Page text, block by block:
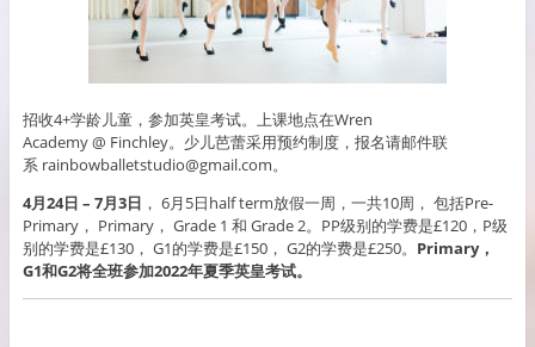
招收4+学龄儿童，参加英皇考试。上课地点在Wren
Academy @ Finchley。少儿芭蕾采用预约制度，报名请邮件联
系 rainbowballetstudio@gmail.com。
4月24日 – 7月3日 ， 6月5日half term放假一周，一共10周， 包括Pre-
Primary， Primary， Grade 1 和 Grade 2。PP级别的学费是£120，P级
别的学费是£130， G1的学费是£150， G2的学费是£250。 Primary，
G1和G2将全班参加2022年夏季英皇考试。